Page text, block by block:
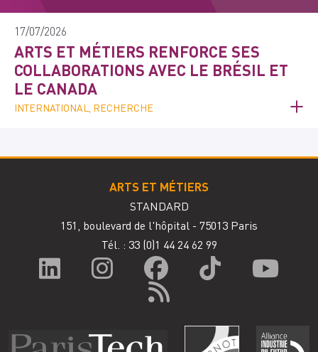
17/07/2026
ARTS ET MÉTIERS RENFORCE SES
COLLABORATIONS AVEC LE BRÉSIL ET
LE CANADA
INTERNATIONAL, RECHERCHE
ARTS ET MÉTIERS
STANDARD
151, boulevard de l'hôpital - 75013 Paris
Tél. : 33 (0)1 44 24 62 99